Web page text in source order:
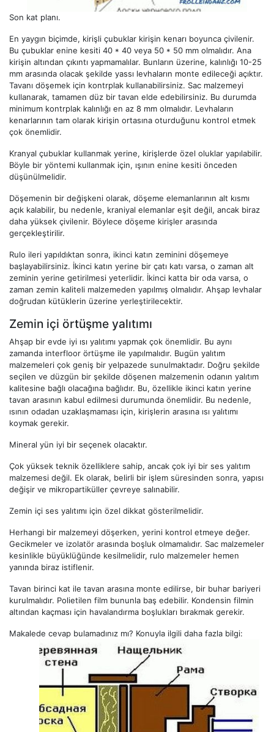
Son kat planı.
En yaygın biçimde, kirişli çubuklar kirişin kenarı boyunca çivilenir.
Bu çubuklar enine kesiti 40 * 40 veya 50 * 50 mm olmalıdır. Ana
kirişin altından çıkıntı yapmamalılar. Bunların üzerine, kalınlığı 10-25
mm arasında olacak şekilde yassı levhaların monte edileceği açıktır.
Tavanı döşemek için kontrplak kullanabilirsiniz. Sac malzemeyi
kullanarak, tamamen düz bir tavan elde edebilirsiniz. Bu durumda
minimum kontrplak kalınlığı en az 8 mm olmalıdır. Levhaların
kenarlarının tam olarak kirişin ortasına oturduğunu kontrol etmek
çok önemlidir.
Kranyal çubuklar kullanmak yerine, kirişlerde özel oluklar yapılabilir.
Böyle bir yöntemi kullanmak için, ışının enine kesiti önceden
düşünülmelidir.
Döşemenin bir değişkeni olarak, döşeme elemanlarının alt kısmı
açık kalabilir, bu nedenle, kraniyal elemanlar eşit değil, ancak biraz
daha yüksek çivilenir. Böylece döşeme kirişler arasında
gerçekleştirilir.
Rulo ileri yapıldıktan sonra, ikinci katın zeminini döşemeye
başlayabilirsiniz. İkinci katın yerine bir çatı katı varsa, o zaman alt
zeminin yerine getirilmesi yeterlidir. İkinci katta bir oda varsa, o
zaman zemin kaliteli malzemeden yapılmış olmalıdır. Ahşap levhalar
doğrudan kütüklerin üzerine yerleştirilecektir.
Zemin içi örtüşme yalıtımı
Ahşap bir evde iyi ısı yalıtımı yapmak çok önemlidir. Bu aynı
zamanda interfloor örtüşme ile yapılmalıdır. Bugün yalıtım
malzemeleri çok geniş bir yelpazede sunulmaktadır. Doğru şekilde
seçilen ve düzgün bir şekilde döşenen malzemenin odanın yalıtım
kalitesine bağlı olacağına bağlıdır. Bu, özellikle ikinci katın yerine
tavan arasının kabul edilmesi durumunda önemlidir. Bu nedenle,
ısının odadan uzaklaşmaması için, kirişlerin arasına ısı yalıtımı
koymak gerekir.
Mineral yün iyi bir seçenek olacaktır.
Çok yüksek teknik özelliklere sahip, ancak çok iyi bir ses yalıtım
malzemesi değil. Ek olarak, belirli bir işlem süresinden sonra, yapısı
değişir ve mikropartiküller çevreye salınabilir.
Zemin içi ses yalıtımı için özel dikkat gösterilmelidir.
Herhangi bir malzemeyi döşerken, yerini kontrol etmeye değer.
Gecikmeler ve izolatör arasında boşluk olmamalıdır. Sac malzemeler
kesinlikle büyüklüğünde kesilmelidir, rulo malzemeler hemen
yanında biraz istiflenir.
Tavan birinci kat ile tavan arasına monte edilirse, bir buhar bariyeri
kurulmalıdır. Polietilen film bununla baş edebilir. Kondensin filmin
altından kaçması için havalandırma boşlukları bırakmak gerekir.
Makalede cevap bulamadınız mı? Konuyla ilgili daha fazla bilgi: